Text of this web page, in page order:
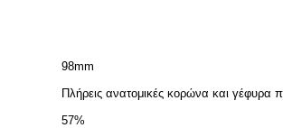
98mm
Πλήρεις ανατομικές κορώνα και γέφυρα
57%